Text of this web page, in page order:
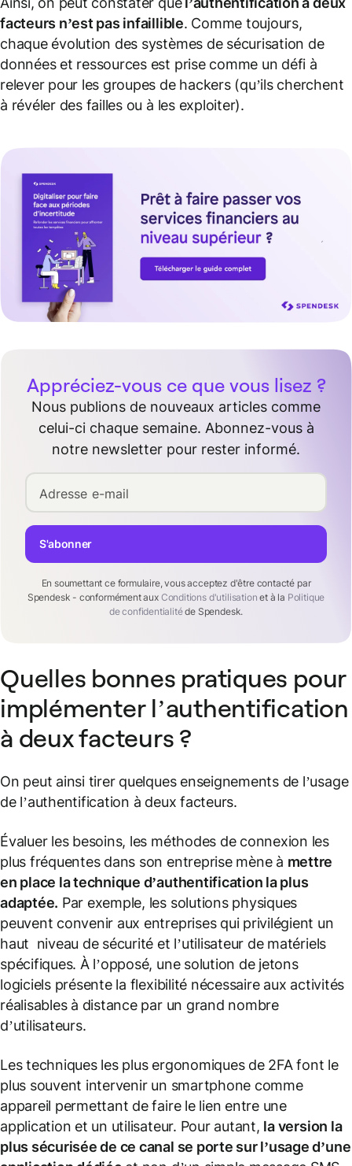
facteurs n’est pas infaillible. Comme toujours,
chaque évolution des systèmes de sécurisation de
données et ressources est prise comme un défi à
relever pour les groupes de hackers (qu’ils cherchent
à révéler des failles ou à les exploiter).
Appréciez-vous ce que vous lisez ?
Nous publions de nouveaux articles comme
celui-ci chaque semaine. Abonnez-vous à
notre newsletter pour rester informé.
Adresse e-mail
En soumettant ce formulaire, vous acceptez d'être contacté par
Spendesk - conformément aux Conditions d'utilisation et à la Politique
de confidentialitéde Spendesk.
S'abonner
Quelles bonnes pratiques pour
implémenter l’authentification
à deux facteurs ?
On peut ainsi tirer quelques enseignements de l’usage
de l’authentification à deux facteurs.
Évaluer les besoins, les méthodes de connexion les
plus fréquentes dans son entreprise mène à mettre
en place la technique d’authentification la plus
adaptée. Par exemple, les solutions physiques
peuvent convenir aux entreprises qui privilégient un
haut niveau de sécurité et l’utilisateur de matériels
spécifiques. À l’opposé, une solution de jetons
logiciels présente la flexibilité nécessaire aux activités
réalisables à distance par un grand nombre
d’utilisateurs.
Les techniques les plus ergonomiques de 2FA font le
plus souvent intervenir un smartphone comme
appareil permettant de faire le lien entre une
application et un utilisateur. Pour autant, la version la
plus sécurisée de ce canal se porte sur l’usage d’une